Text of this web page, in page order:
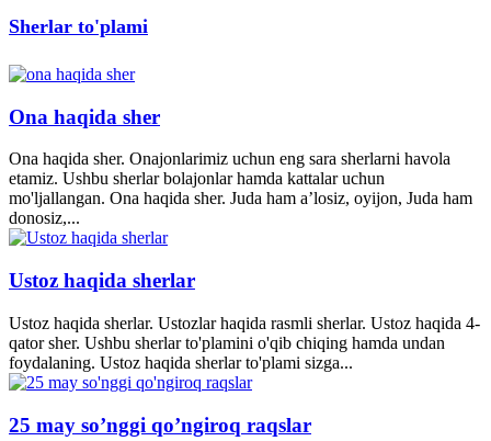
Sherlar to'plami
Ona haqida sher
Ona haqida sher. Onajonlarimiz uchun eng sara sherlarni havola
etamiz. Ushbu sherlar bolajonlar hamda kattalar uchun
mo'ljallangan. Ona haqida sher. Juda ham a’losiz, oyijon, Juda ham
donosiz,...
Ustoz haqida sherlar
Ustoz haqida sherlar. Ustozlar haqida rasmli sherlar. Ustoz haqida 4-
qator sher. Ushbu sherlar to'plamini o'qib chiqing hamda undan
foydalaning. Ustoz haqida sherlar to'plami sizga...
25 may so’nggi qo’ngiroq raqslar